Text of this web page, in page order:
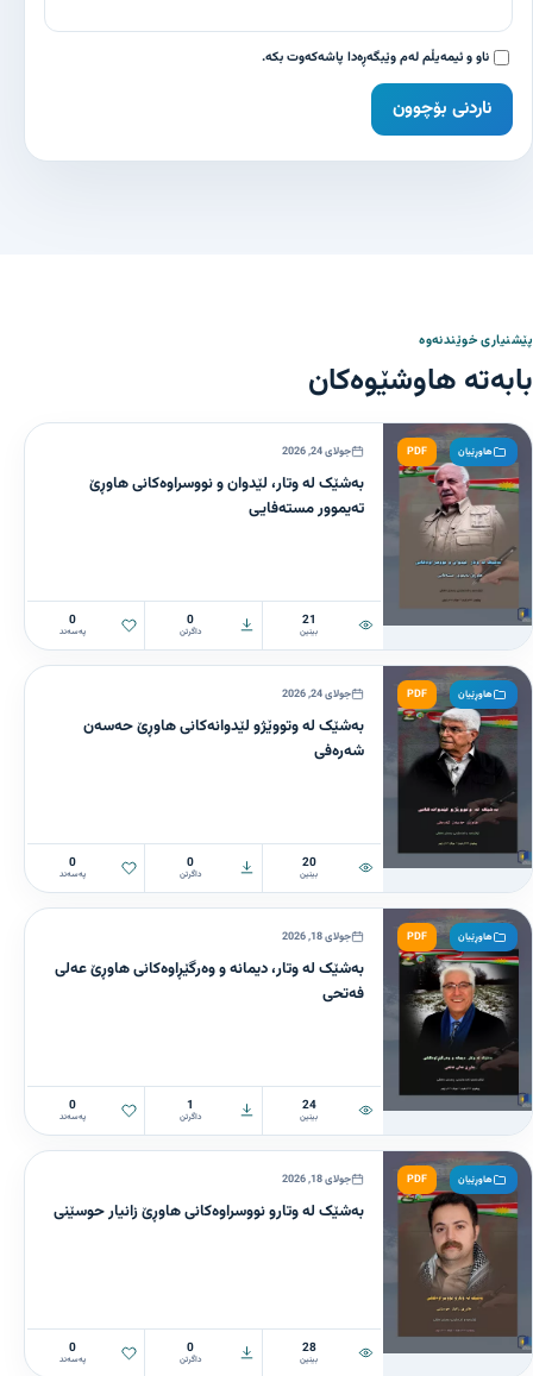
ناو و ئیمەیڵم لەم وێبگەڕەدا پاشەکەوت بکە.
پێشنیاری خوێندنەوە
بابەتە هاوشێوەکان
هاوڕێیان PDF جولای 24, 2026
بەشێک لە وتار، لێدوان و نووسراوەکانی هاوڕێ
تەیموور مستەفایی
21
بینین
0
داگرتن
0
پەسەند
هاوڕێیان PDF جولای 24, 2026
بەشێک لە وتووێژو لێدوانەکانی هاوڕێ حەسەن
شەرەفی
20
بینین
0
داگرتن
0
پەسەند
هاوڕێیان PDF جولای 18, 2026
بەشێک لە وتار، دیمانە و وەرگێڕاوەکانی هاوڕێ عەلی
فەتحی
24
بینین
1
داگرتن
0
پەسەند
هاوڕێیان PDF جولای 18, 2026
بەشێک لە وتارو نووسراوەکانی هاوڕێ زانیار حوسێنی
28
بینین
0
داگرتن
0
پەسەند